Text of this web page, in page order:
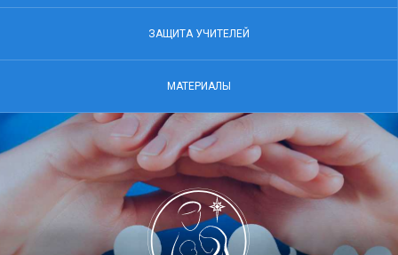
ЗАЩИТА УЧИТЕЛЕЙ
МАТЕРИАЛЫ